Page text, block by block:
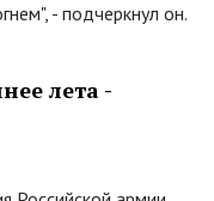
", - подчеркнул он.
лета -